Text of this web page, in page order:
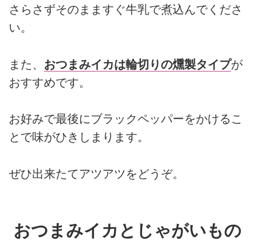
さらさずそのまますぐ牛乳で煮込んでくださ
い。
また、 おつまみイカは輪切りの燻製タイプが
おすすめです。
お好みで最後にブラックペッパーをかけるこ
とで味がひきしまります。
ぜひ出来たてアツアツをどうぞ。
おつまみイカとじゃがいもの